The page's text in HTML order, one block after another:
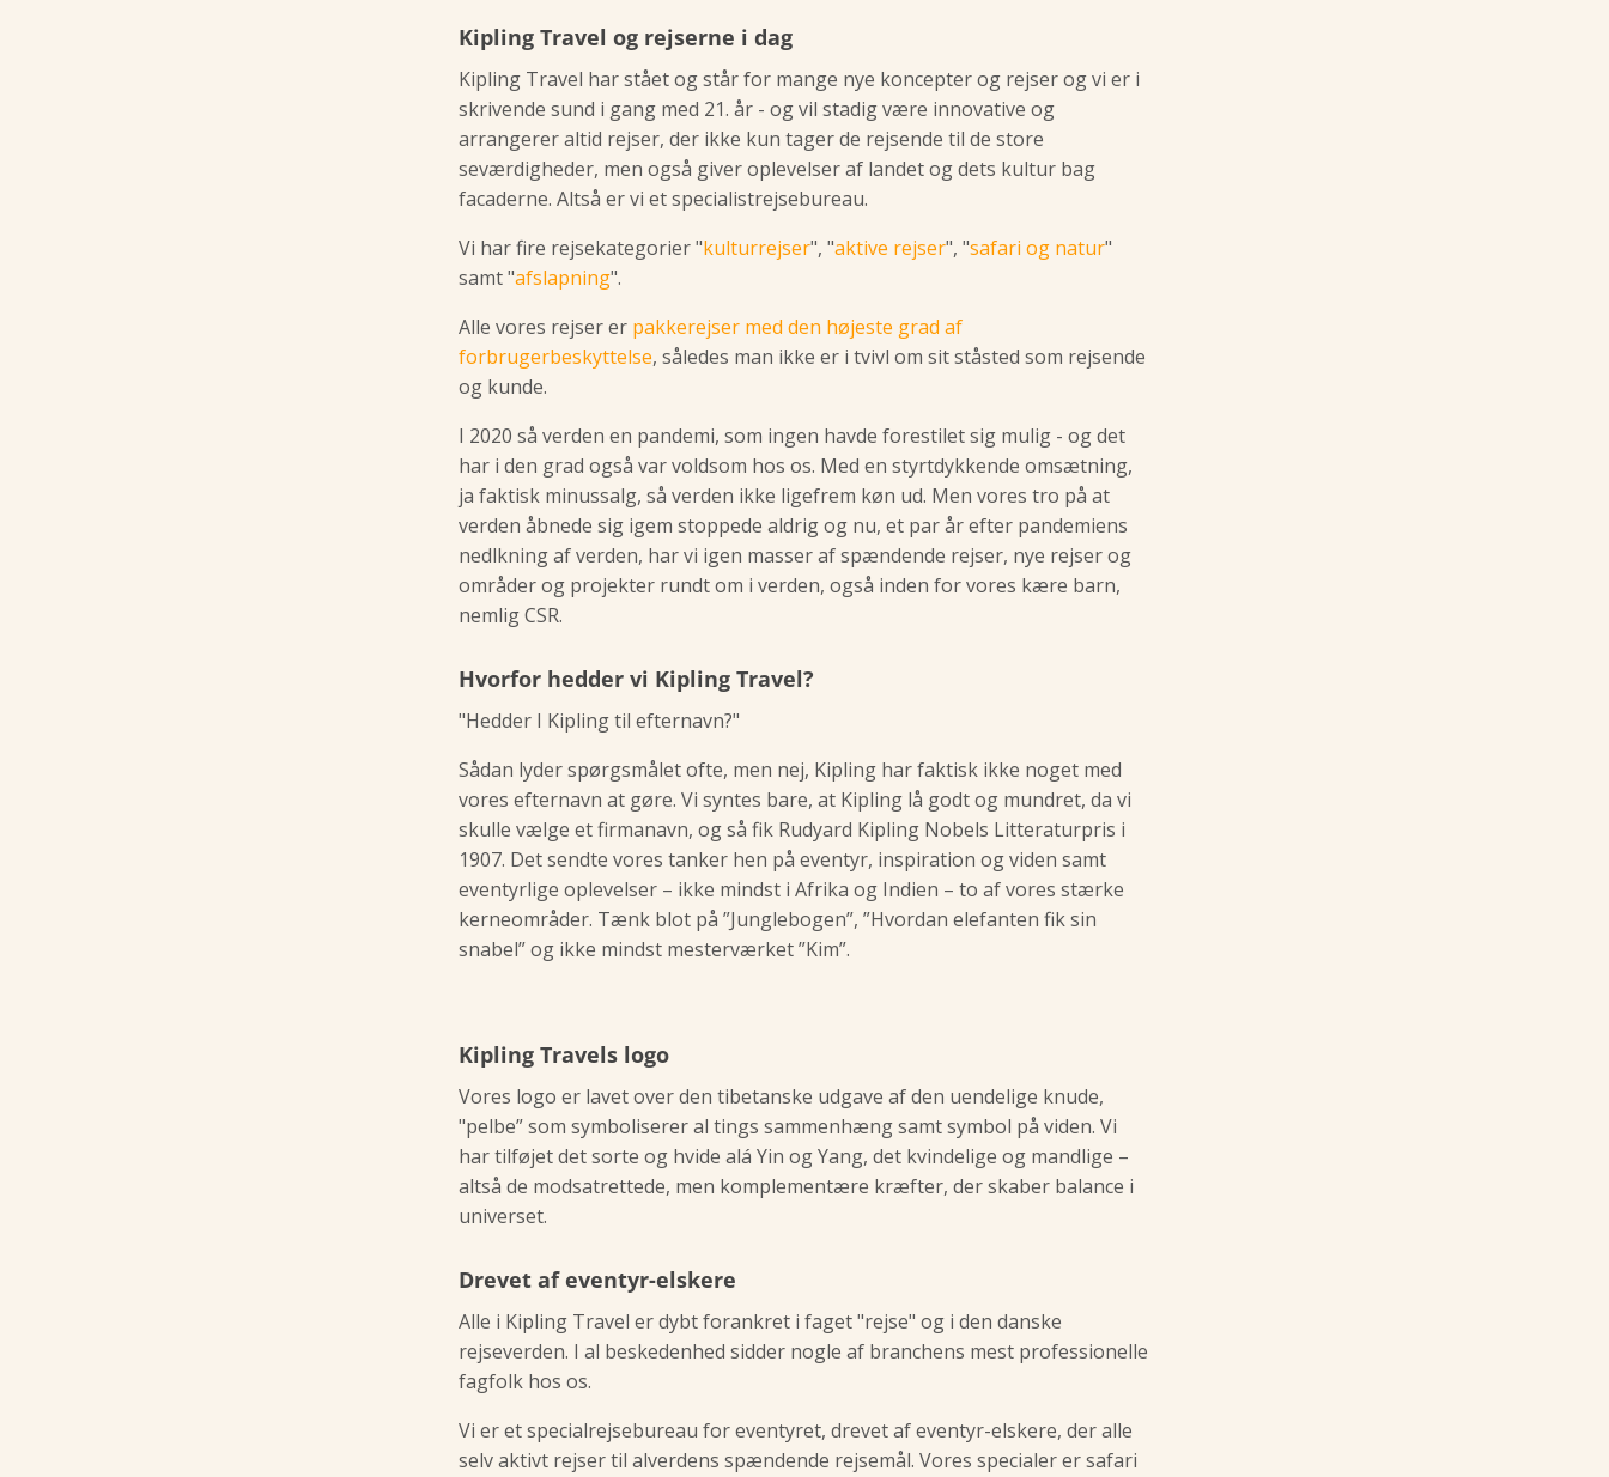
Kipling Travel og rejserne i dag
Kipling Travel har stået og står for mange nye koncepter og rejser og vi er i
skrivende sund i gang med 21. år - og vil stadig være innovative og
arrangerer altid rejser, der ikke kun tager de rejsende til de store
seværdigheder, men også giver oplevelser af landet og dets kultur bag
facaderne. Altså er vi et specialistrejsebureau.
Vi har fire rejsekategorier "kulturrejser", "aktive rejser", "safari og natur"
samt "afslapning".
Alle vores rejser er pakkerejser med den højeste grad af
forbrugerbeskyttelse, således man ikke er i tvivl om sit ståsted som rejsende
og kunde.
I 2020 så verden en pandemi, som ingen havde forestilet sig mulig - og det
har i den grad også var voldsom hos os. Med en styrtdykkende omsætning,
ja faktisk minussalg, så verden ikke ligefrem køn ud. Men vores tro på at
verden åbnede sig igem stoppede aldrig og nu, et par år efter pandemiens
nedlkning af verden, har vi igen masser af spændende rejser, nye rejser og
områder og projekter rundt om i verden, også inden for vores kære barn,
nemlig CSR.
Hvorfor hedder vi Kipling Travel?
"Hedder I Kipling til efternavn?"
Sådan lyder spørgsmålet ofte, men nej, Kipling har faktisk ikke noget med
vores efternavn at gøre. Vi syntes bare, at Kipling lå godt og mundret, da vi
skulle vælge et firmanavn, og så fik Rudyard Kipling Nobels Litteraturpris i
1907. Det sendte vores tanker hen på eventyr, inspiration og viden samt
eventyrlige oplevelser – ikke mindst i Afrika og Indien – to af vores stærke
kerneområder. Tænk blot på ”Junglebogen”, ”Hvordan elefanten fik sin
snabel” og ikke mindst mesterværket ”Kim”.
Kipling Travels logo
Vores logo er lavet over den tibetanske udgave af den uendelige knude,
"pelbe” som symboliserer al tings sammenhæng samt symbol på viden. Vi
har tilføjet det sorte og hvide alá Yin og Yang, det kvindelige og mandlige –
altså de modsatrettede, men komplementære kræfter, der skaber balance i
universet.
Drevet af eventyr-elskere
Alle i Kipling Travel er dybt forankret i faget "rejse" og i den danske
rejseverden. I al beskedenhed sidder nogle af branchens mest professionelle
fagfolk hos os.
Vi er et specialrejsebureau for eventyret, drevet af eventyr-elskere, der alle
selv aktivt rejser til alverdens spændende rejsemål. Vores specialer er safari